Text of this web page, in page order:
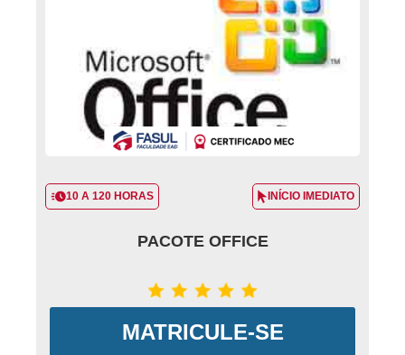
10 A 120 HORAS INÍCIO IMEDIATO
PACOTE OFFICE
MATRICULE-SE